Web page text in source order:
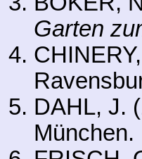
Garten
DAHL, J.
München.